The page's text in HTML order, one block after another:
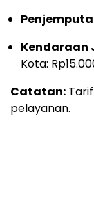
Kendaraan
Kota:
Catatan:
pelayanan.